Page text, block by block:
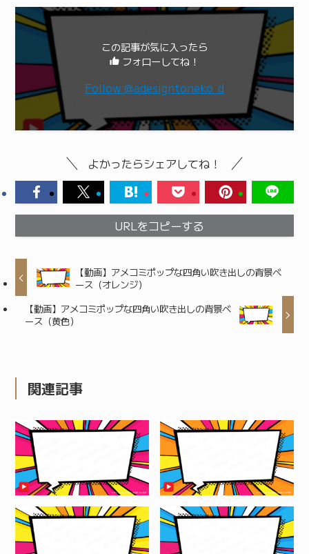
この記事が気に入ったら
フォローしてね！
Follow @adesigntoneko_d
よかったらシェアしてね！
URLをコピーする
【動画】アメコミポップな四角い吹き出しの背景ベ
ース（オレンジ）
【動画】アメコミポップな四角い吹き出しの背景ベ
ース（黄色）
関連記事